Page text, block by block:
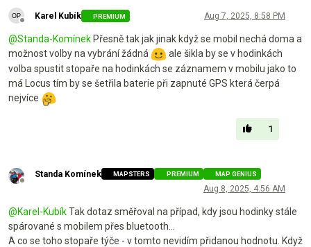
Karel Kubík PREMIUM Aug 7, 2025, 8:58 PM
@Standa-Komínek Přesně tak jak jinak když se mobil nechá doma a
možnost volby na vybrání žádná
ale šikla by se v hodinkách
volba spustit stopaře na hodinkách se záznamem v mobilu jako to
má Locus tím by se šetřila baterie při zapnuté GPS která čerpá
nejvíce
1
Offline
Standa Komínek MAPSTERS PREMIUM MAP GENIUS
Aug 8, 2025, 4:56 AM
@Karel-KubíkTak dotaz směřoval na případ, kdy jsou hodinky stále
spárované s mobilem přes bluetooth...
A co se toho stopaře týče - v tomto nevidím přidanou hodnotu. Když